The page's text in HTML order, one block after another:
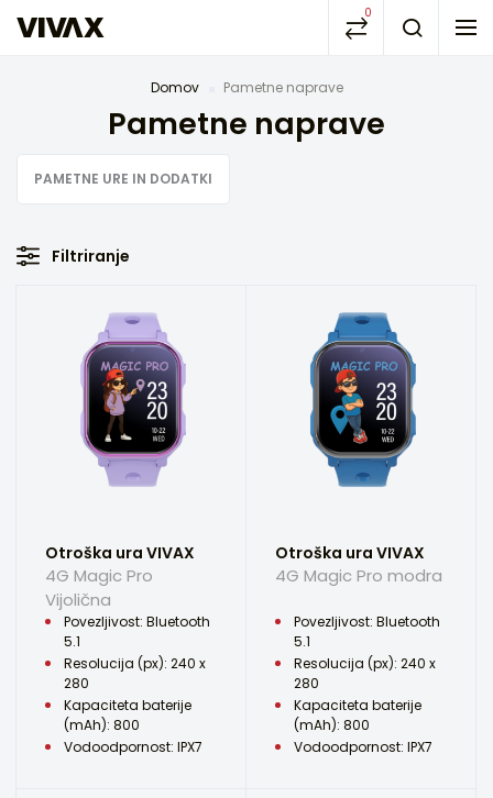
0
Domov Pametne naprave
Pametne naprave
PAMETNE URE IN DODATKI
Filtriranje
Otroška ura VIVAX
4G Magic Pro
Vijolična
Povezljivost: Bluetooth
5.1
Resolucija (px): 240 x
280
Kapaciteta baterije
(mAh): 800
Vodoodpornost: IPX7
Otroška ura VIVAX
4G Magic Pro modra
Povezljivost: Bluetooth
5.1
Resolucija (px): 240 x
280
Kapaciteta baterije
(mAh): 800
Vodoodpornost: IPX7